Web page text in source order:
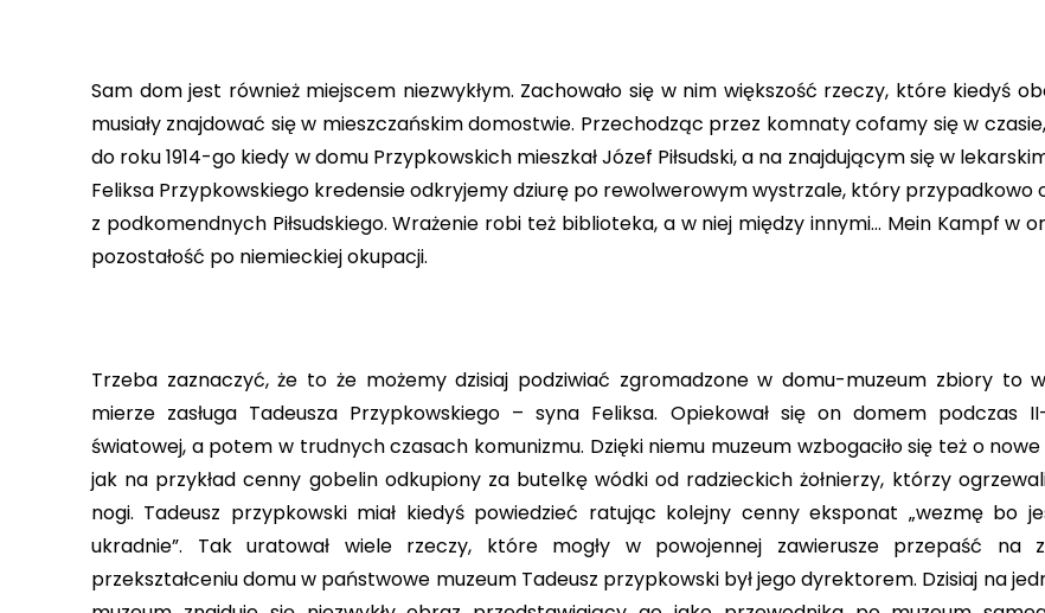
Sam dom jest również miejscem niezwykłym. Zachowało się w nim większość rzeczy, które kiedyś
musiały znajdować się w mieszczańskim domostwie. Przechodząc przez komnaty cofamy się w
do roku 1914-go kiedy w domu Przypkowskich mieszkał Józef Piłsudski, a na znajdującym się w
Feliksa Przypkowskiego kredensie odkryjemy dziurę po rewolwerowym wystrzale, który przypadkowo
z podkomendnych Piłsudskiego. Wrażenie robi też biblioteka, a w niej między innymi… Mein Kampf w
pozostałość po niemieckiej okupacji.
Trzeba zaznaczyć, że to że możemy dzisiaj podziwiać zgromadzone w domu-muzeum zbiory to
mierze zasługa Tadeusza Przypkowskiego – syna Feliksa. Opiekował się on domem podczas
światowej, a potem w trudnych czasach komunizmu. Dzięki niemu muzeum wzbogaciło się też o
jak na przykład cenny gobelin odkupiony za butelkę wódki od radzieckich żołnierzy, którzy
nogi. Tadeusz przypkowski miał kiedyś powiedzieć ratując kolejny cenny eksponat „wezmę bo
ukradnie”. Tak uratował wiele rzeczy, które mogły w powojennej zawierusze przepaść na
przekształceniu domu w państwowe muzeum Tadeusz przypkowski był jego dyrektorem. Dzisiaj na